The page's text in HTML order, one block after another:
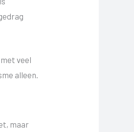
veel
alleen.
maar